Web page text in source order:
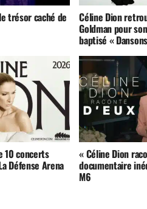
trésor caché de Céline Dion
Goldman pour
baptisé «
10 concerts
Défense Arena
« Céline Dion
documentaire
M6